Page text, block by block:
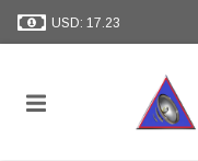
USD: 17.23